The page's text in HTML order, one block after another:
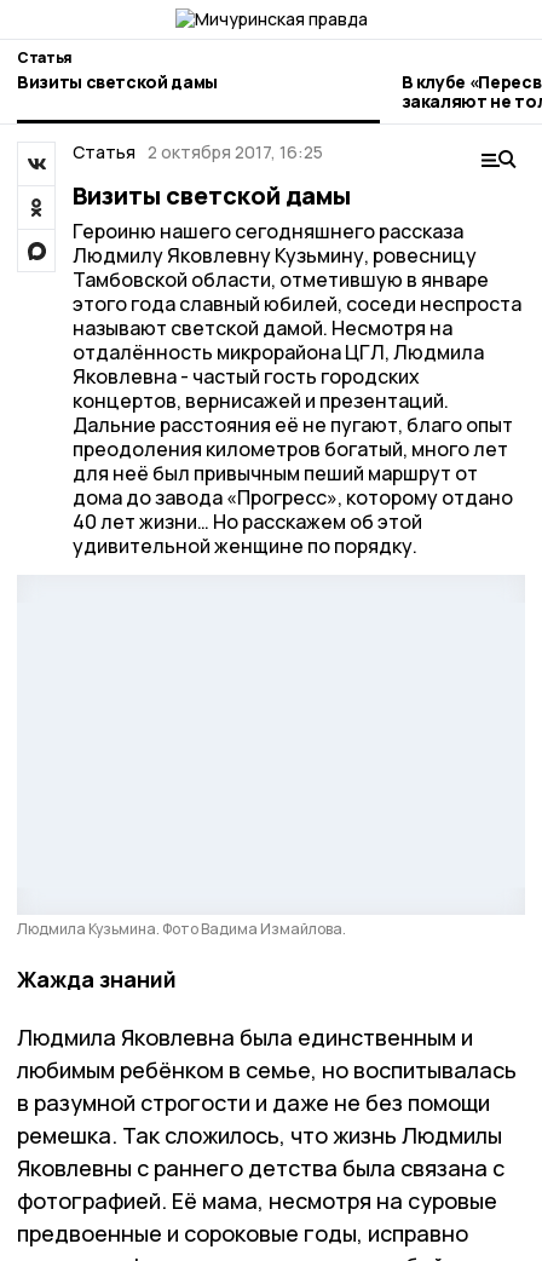
Статья
Визиты светской дамы
В клубе
закаляют не
Статья 2 октября 2017, 16:25
Визиты светской дамы
Героиню нашего сегодняшнего рассказа
Людмилу Яковлевну Кузьмину, ровесницу
Тамбовской области, отметившую в январе
этого года славный юбилей, соседи неспроста
называют светской дамой. Несмотря на
отдалённость микрорайона ЦГЛ, Людмила
Яковлевна - частый гость городских
концертов, вернисажей и презентаций.
Дальние расстояния её не пугают, благо опыт
преодоления километров богатый, много лет
для неё был привычным пеший маршрут от
дома до завода «Прогресс», которому отдано
40 лет жизни… Но расскажем об этой
удивительной женщине по порядку.
Людмила Кузьмина. Фото Вадима Измайлова.
Жажда знаний
Людмила Яковлевна была единственным и
любимым ребёнком в семье, но воспитывалась
в разумной строгости и даже не без помощи
ремешка. Так сложилось, что жизнь Людмилы
Яковлевны с раннего детства была связана с
фотографией. Её мама, несмотря на суровые
предвоенные и сороковые годы, исправно